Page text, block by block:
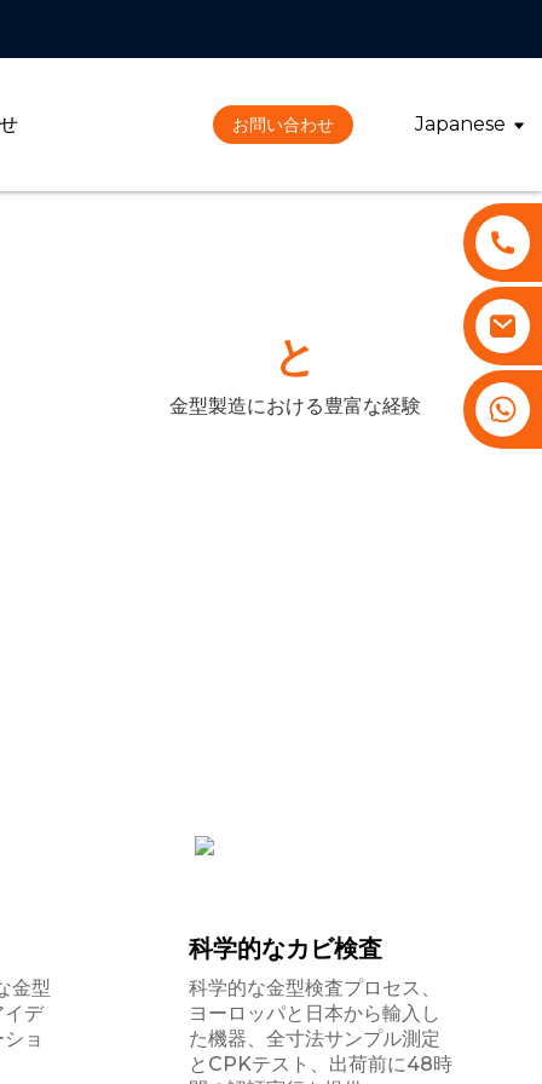
お問い合わせ Japanese
+86 13530645990
と
金型製造における豊富な経験
金型
イデ
ョ
科学的なカビ検査
科学的な金型検査プロセス、
ヨーロッパと日本から輸入し
た機器、全寸法サンプル測定
とCPKテスト、出荷前に48時